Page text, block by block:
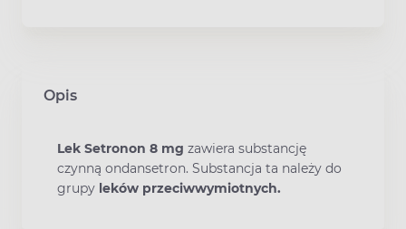
Opis
Lek Setronon 8 mg zawiera substancję
czynną ondansetron. Substancja ta należy do
grupy leków przeciwwymiotnych.